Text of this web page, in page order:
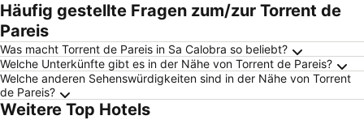
Häufig gestellte Fragen zum/zur Torrent de
Pareis
Was macht Torrent de Pareis in Sa Calobra so beliebt?
Welche Unterkünfte gibt es in der Nähe von Torrent de Pareis?
Welche anderen Sehenswürdigkeiten sind in der Nähe von Torrent
de Pareis?
Weitere Top Hotels